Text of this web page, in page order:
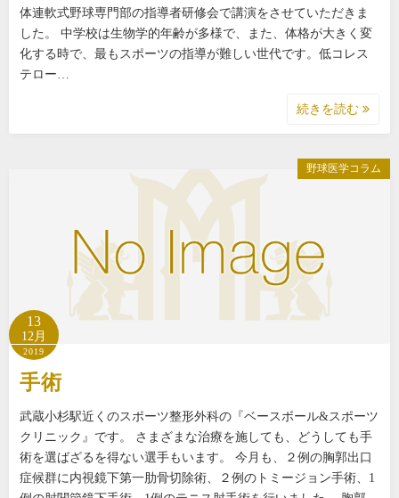
体連軟式野球専門部の指導者研修会で講演をさせていただきま
した。 中学校は生物学的年齢が多様で、また、体格が大きく変
化する時で、最もスポーツの指導が難しい世代です。低コレス
テロー…
続きを読む
野球医学コラム
13
12月
2019
手術
武蔵小杉駅近くのスポーツ整形外科の『ベースボール&スポーツ
クリニック』です。 さまざまな治療を施しても、どうしても手
術を選ばざるを得ない選手もいます。 今月も、２例の胸郭出口
症候群に内視鏡下第一肋骨切除術、２例のトミージョン手術、1